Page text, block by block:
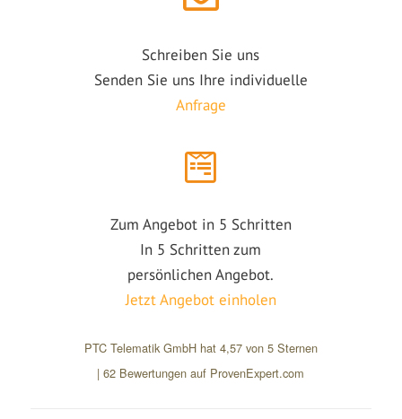
Schreiben Sie uns
Senden Sie uns Ihre individuelle
Anfrage
Zum Angebot in 5 Schritten
In 5 Schritten zum
persönlichen Angebot.
Jetzt Angebot einholen
PTC Telematik GmbH hat 4,57von 5Sternen
|62 Bewertungen auf ProvenExpert.com